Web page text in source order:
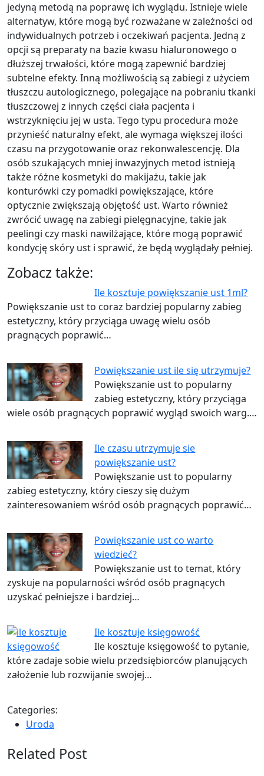
jedyną metodą na poprawę ich wyglądu. Istnieje wiele
alternatyw, które mogą być rozważane w zależności od
indywidualnych potrzeb i oczekiwań pacjenta. Jedną z
opcji są preparaty na bazie kwasu hialuronowego o
dłuższej trwałości, które mogą zapewnić bardziej
subtelne efekty. Inną możliwością są zabiegi z użyciem
tłuszczu autologicznego, polegające na pobraniu tkanki
tłuszczowej z innych części ciała pacjenta i
wstrzyknięciu jej w usta. Tego typu procedura może
przynieść naturalny efekt, ale wymaga większej ilości
czasu na przygotowanie oraz rekonwalescencję. Dla
osób szukających mniej inwazyjnych metod istnieją
także różne kosmetyki do makijażu, takie jak
konturówki czy pomadki powiększające, które
optycznie zwiększają objętość ust. Warto również
zwrócić uwagę na zabiegi pielęgnacyjne, takie jak
peelingi czy maski nawilżające, które mogą poprawić
kondycję skóry ust i sprawić, że będą wyglądały pełniej.
Zobacz także:
Ile kosztuje powiększanie ust 1ml?
Powiększanie ust to coraz bardziej popularny zabieg
estetyczny, który przyciąga uwagę wielu osób
pragnących poprawić…
Powiększanie ust ile się utrzymuje?
Powiększanie ust to popularny
zabieg estetyczny, który przyciąga
wiele osób pragnących poprawić wygląd swoich warg.…
Ile czasu utrzymuje sie
powiększanie ust?
Powiększanie ust to popularny
zabieg estetyczny, który cieszy się dużym
zainteresowaniem wśród osób pragnących poprawić…
Powiększanie ust co warto
wiedzieć?
Powiększanie ust to temat, który
zyskuje na popularności wśród osób pragnących
uzyskać pełniejsze i bardziej…
Ile kosztuje księgowość
Ile kosztuje księgowość to pytanie,
które zadaje sobie wielu przedsiębiorców planujących
założenie lub rozwijanie swojej…
Categories:
Uroda
Related Post